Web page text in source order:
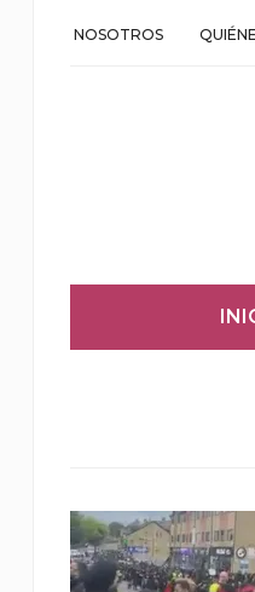
NOSOTROS